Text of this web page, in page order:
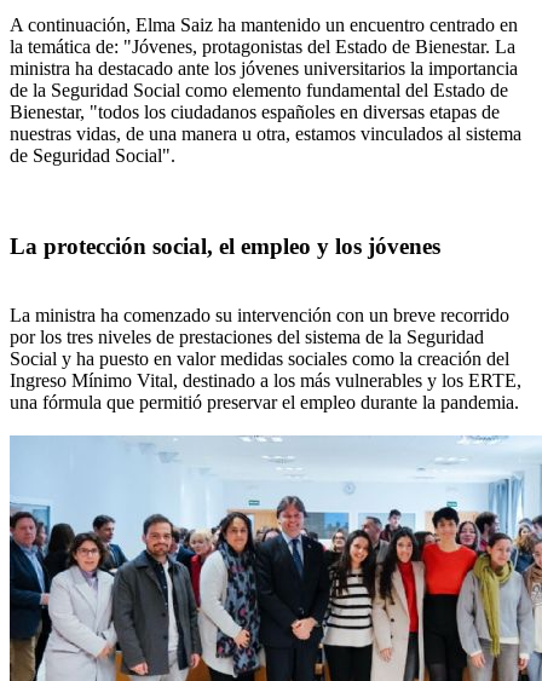
A continuación, Elma Saiz ha mantenido un encuentro centrado en
la temática de: "Jóvenes, protagonistas del Estado de Bienestar. La
ministra ha destacado ante los jóvenes universitarios la importancia
de la Seguridad Social como elemento fundamental del Estado de
Bienestar, "todos los ciudadanos españoles en diversas etapas de
nuestras vidas, de una manera u otra, estamos vinculados al sistema
de Seguridad Social".
La protección social, el empleo y los jóvenes
La ministra ha comenzado su intervención con un breve recorrido
por los tres niveles de prestaciones del sistema de la Seguridad
Social y ha puesto en valor medidas sociales como la creación del
Ingreso Mínimo Vital, destinado a los más vulnerables y los ERTE,
una fórmula que permitió preservar el empleo durante la pandemia.